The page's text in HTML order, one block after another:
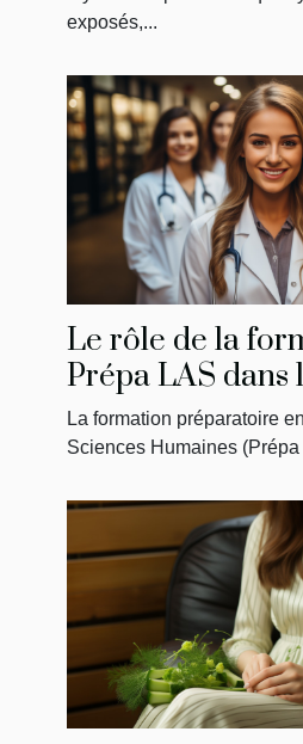
exposés,...
Le rôle de la
Prépa LAS dans
préparation des
médecine
La formation préparatoire
Sciences Humaines